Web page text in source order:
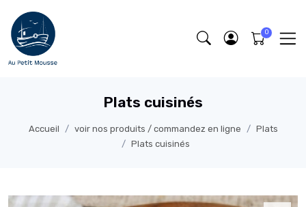
Plats cuisinés
Accueil voir nos produits / commandez en ligne
Plats
Plats cuisinés